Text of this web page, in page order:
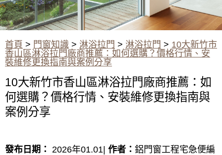
首頁 > 門窗知識 > 淋浴拉門 > 淋浴拉門 > 10大新竹市
香山區淋浴拉門廠商推薦：如何選購？價格行情、安
裝維修更換指南與案例分享
10大新竹市香山區淋浴拉門廠商推薦：如
何選購？價格行情、安裝維修更換指南與
案例分享
浴室拉門膠條哪裡買,新竹市乾濕分離,淋浴拉門ps板膠
發布日期： 2026年01.01| 作者： 鋁門窗工程宅急便編